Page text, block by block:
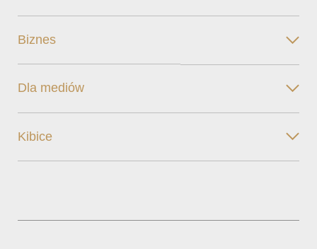
Biznes
Dla mediów
Kibice